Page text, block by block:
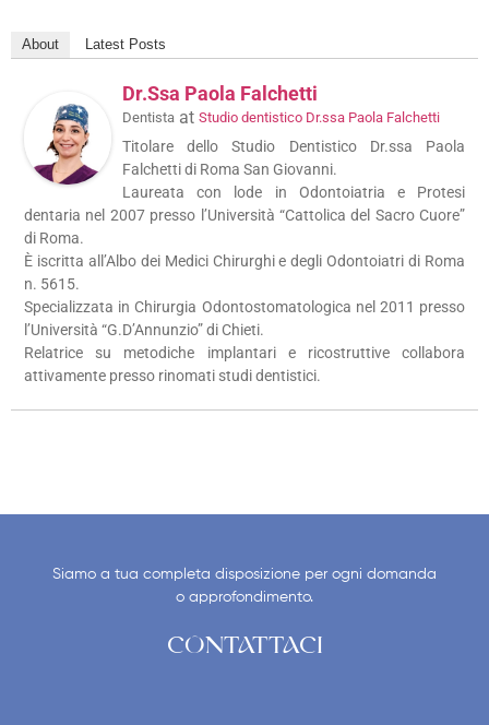
About Latest Posts
Dr.ssa Paola Falchetti
Dentista at Studio dentistico Dr.ssa Paola Falchetti
Titolare dello Studio Dentistico Dr.ssa Paola
Falchetti di Roma San Giovanni.
Laureata con lode in Odontoiatria e Protesi
dentaria nel 2007 presso l’Università “Cattolica del Sacro Cuore”
di Roma.
È iscritta all’Albo dei Medici Chirurghi e degli Odontoiatri di Roma
n. 5615.
Specializzata in Chirurgia Odontostomatologica nel 2011 presso
l’Università “G.D’Annunzio” di Chieti.
Relatrice su metodiche implantari e ricostruttive collabora
attivamente presso rinomati studi dentistici.
Siamo a tua completa disposizione per ogni domanda
o approfondimento.
CONTATTACI